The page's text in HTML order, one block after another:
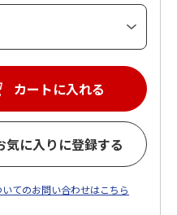
カートに入れる
気に入りに登録する
てのお問い合わせはこちら